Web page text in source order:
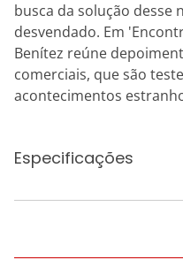
busca da solução desse
desvendado. Em
Benítez reúne
comerciais, que são
acontecimentos
Especificações